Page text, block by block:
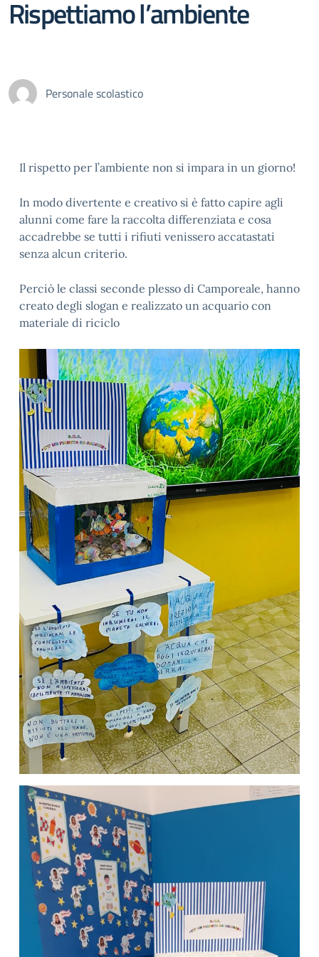
Rispettiamo l’ambiente
Personale scolastico
Il rispetto per l’ambiente non si impara in un giorno!
In modo divertente e creativo si è fatto capire agli
alunni come fare la raccolta differenziata e cosa
accadrebbe se tutti i rifiuti venissero accatastati
senza alcun criterio.
Perciò le classi seconde plesso di Camporeale, hanno
creato degli slogan e realizzato un acquario con
materiale di riciclo